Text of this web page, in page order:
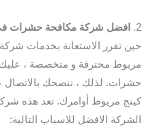
2.
افضل شركة مكافحة حشرات
حين تقرر الاستعانة بخدمات
مريوط محترفة و متخصصة ،
حشرات. لذلك ، ننصحك
كينج مريوط أوامرك. تعد هذه
الشركة الافضل للاسباب التالية: